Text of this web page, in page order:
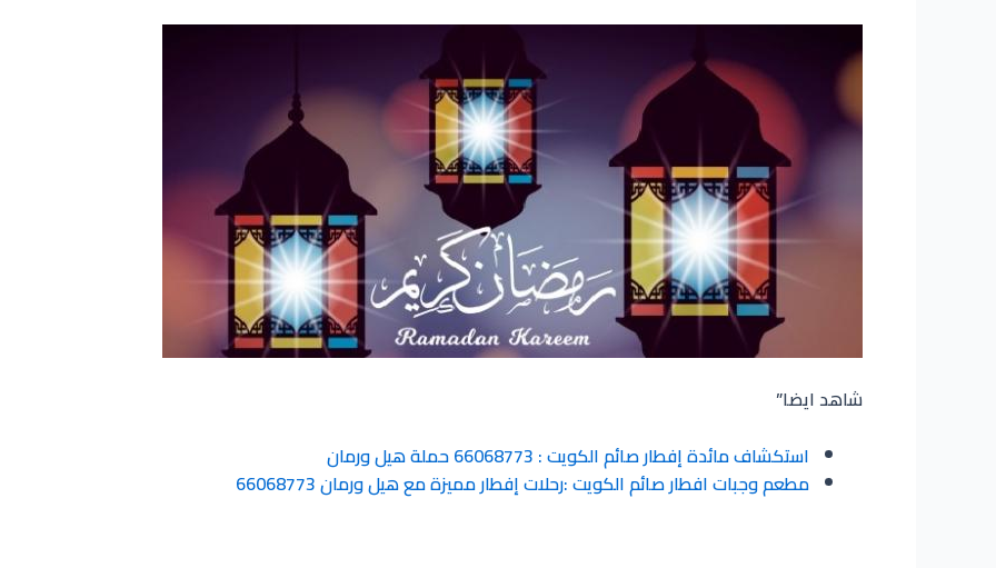
شاهد ايضا”
استكشاف مائدة إفطار صائم الكويت : 66068773 حملة هيل ورمان
مطعم وجبات افطار صائم الكويت :رحلات إفطار مميزة مع هيل ورمان 66068773